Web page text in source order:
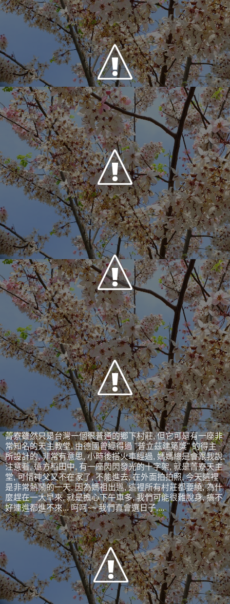
菁寮雖然只是台灣一個很普通的鄉下村莊, 但它可是有一座非
常知名的天主教堂, 由德國曾經得過 "普立茲建築獎" 的得主
所設計的, 非常有意思, 小時後搭火車經過, 媽媽總是會跟我說,
注意看, 遠方稻田中, 有一座閃閃發光的十字架, 就是菁寮天主
堂, 可惜神父又不在家了, 不能進去, 在外面拍拍照, 今天這裡
是非常熱鬧的一天, 因為媽祖出巡, 這裡所有村莊都要繞, 為什
麼趕在一大早來, 就是擔心下午車多, 我們可能很難脫身, 搞不
好連進都進不來... 呵呵~~ 我們真會選日子....